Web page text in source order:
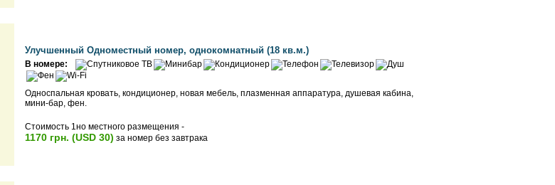
Улучшенный Одноместный номер, однокомнатный (18 кв.м.)
В номере:
Односпальная кровать, кондиционер, новая мебель, плазменная аппаратура, душевая кабина,
мини-бар, фен.
Стоимость 1но местного размещения -
1170 грн. (USD 30) за номер без завтрака